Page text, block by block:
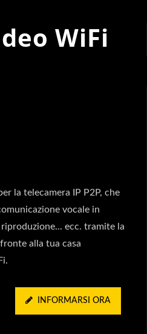
WiFi
la telecamera IP P2P, che
vocale in
ecc. tramite la
alla tua casa
INFORMARSI ORA